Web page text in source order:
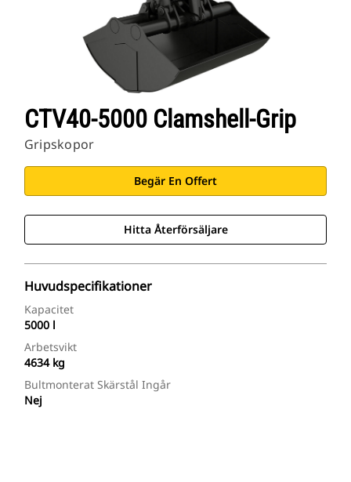
CTV40-5000 Clamshell-Grip
Gripskopor
Begär En Offert
Hitta Återförsäljare
Huvudspecifikationer
Kapacitet
5000 l
Arbetsvikt
4634 kg
Bultmonterat Skärstål Ingår
Nej